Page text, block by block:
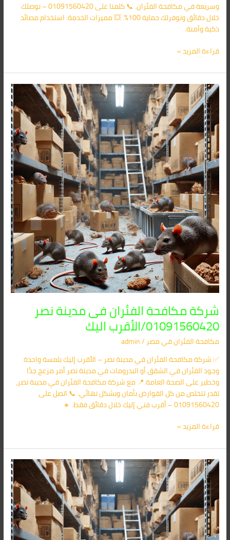
وسريعة في مكافحة الفئران. 📞 كلمنا على 01091560420 – نوصلك
خلال دقائق ونوفرلك حماية 100%. 💥 مميزات الخدمة: استخدام مصائد
ذكية وآمنة.
قراءة المزيد »
شركة مكافحة الفئران فى مدينة نصر
01091560420/الأقرب اليك
مكافحة الفئران​ في مصر/
admin
✅ شركة مكافحة الفئران في مدينة نصر – الأقرب إليك بلمسة واحدة
وجود الفئران في الشقق أو البدرومات في مدينة نصر أمر مزعج جدًا
وخطير على الصحة العامة.📍 مع شركة مكافحة الفئران في مدينة نصر،
تقدر تتخلص من كل القوارض بأمان وبشكل نهائي. 📞 اتصل على
01091560420 – أقرب فني إليك خلال دقائق فقط. 🔸
شركة
مكافحة
الفئران
فى
مدينة
نصر
الأقرب
اليك
قراءة المزيد »
شركة
مكافحة
الفئران
فى
القطامية
01091560420/
الأقرب